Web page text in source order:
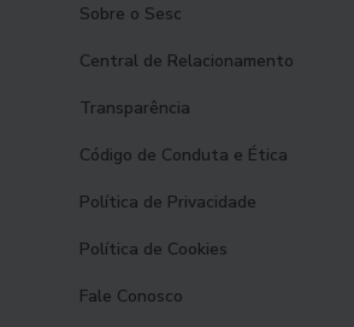
Sobre o Sesc
Central de Relacionamento
Transparência
Código de Conduta e Ética
Política de Privacidade
Política de Cookies
Fale Conosco